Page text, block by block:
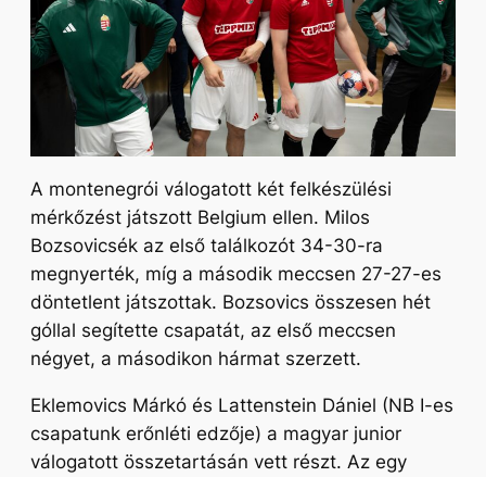
A montenegrói válogatott két felkészülési
mérkőzést játszott Belgium ellen. Milos
Bozsovicsék az első találkozót 34-30-ra
megnyerték, míg a második meccsen 27-27-es
döntetlent játszottak. Bozsovics összesen hét
góllal segítette csapatát, az első meccsen
négyet, a másodikon hármat szerzett.
Eklemovics Márkó és Lattenstein Dániel (NB I-es
csapatunk erőnléti edzője) a magyar junior
válogatott összetartásán vett részt. Az egy